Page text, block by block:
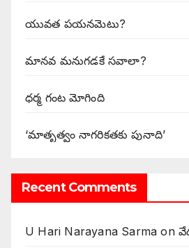
యువత పయనమెటు?
మానవ మనుగడకే సవాలా?
ధర్మ గంట మోగింది
‘మాతృత్వం నాగరికతకు పునాది’
Recent Comments
U Hari Narayana Sarma on